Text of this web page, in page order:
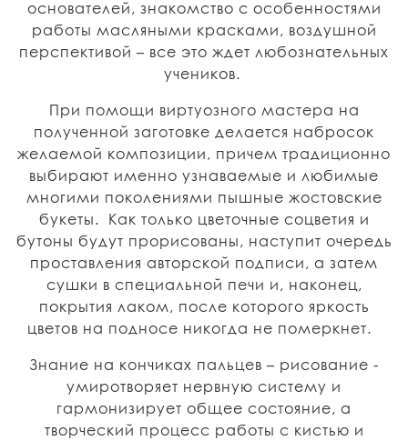
основателей, знакомство с особенностями
работы масляными красками, воздушной
перспективой – все это ждет любознательных
учеников.
При помощи виртуозного мастера на
полученной заготовке делается набросок
желаемой композиции, причем традиционно
выбирают именно узнаваемые и любимые
многими поколениями пышные жостовские
букеты. Как только цветочные соцветия и
бутоны будут прорисованы, наступит очередь
проставления авторской подписи, а затем
сушки в специальной печи и, наконец,
покрытия лаком, после которого яркость
цветов на подносе никогда не померкнет.
Знание на кончиках пальцев – рисование -
умиротворяет нервную систему и
гармонизирует общее состояние, а
творческий процесс работы с кистью и